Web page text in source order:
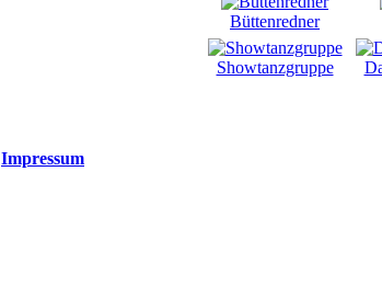
Büttenredner
Showtanzgruppe
Impressum